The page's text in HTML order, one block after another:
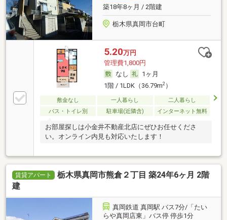
築18年8ヶ月 / 2階建
栃木県真岡市台町
5.20万円
管理費1,800円
なし
1ヶ月
1階 / 1LDK（36.79m2）
敷金なし 一人暮らし
二人暮らし
バス・トイレ別
駐車場(近隣含) インターネット無料
お部屋探しは小金井不動産北店にぜひお任せくださ
い。オンライン内見も対応いたします！
賃貸アパート
栃木県真岡市熊倉２丁目 築24年6ヶ月 2階
建
真岡鉄道 真岡駅 バス7分/「たい
らや真岡店東」バス停 停歩1分